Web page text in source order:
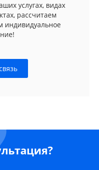
услугах, видах
рассчитаем
индивидуальное